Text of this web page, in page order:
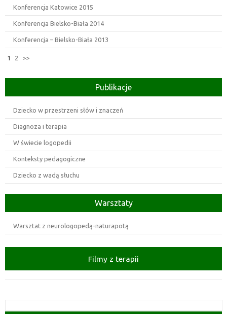
Konferencja Katowice 2015
Konferencja Bielsko-Biała 2014
Konferencja – Bielsko-Biała 2013
1 2 >>
Publikacje
Dziecko w przestrzeni słów i znaczeń
Diagnoza i terapia
W świecie logopedii
Konteksty pedagogiczne
Dziecko z wadą słuchu
Warsztaty
Warsztat z neurologopedą-naturapotą
Filmy z terapii